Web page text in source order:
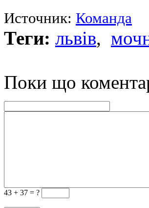
Источник: Команда
Теги: львів,
Поки що
43 + 37 = ?